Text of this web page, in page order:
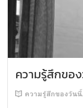
ความรู้สึกขอ
ความรู้สึกของวันนี้.